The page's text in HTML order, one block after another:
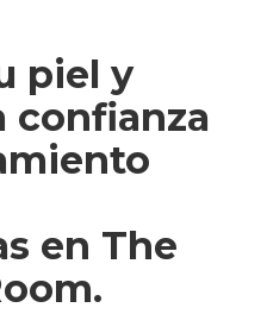
piel y
confianza
en The